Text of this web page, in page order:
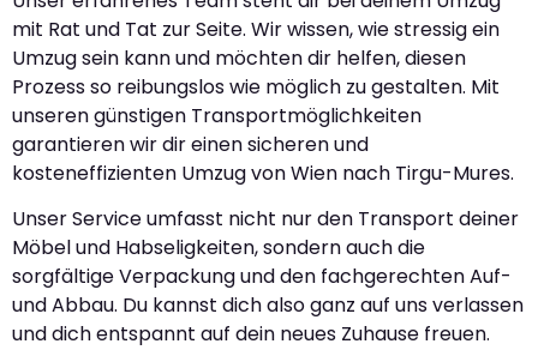
mit Rat und Tat zur Seite. Wir wissen, wie stressig ein
Umzug sein kann und möchten dir helfen, diesen
Prozess so reibungslos wie möglich zu gestalten. Mit
unseren günstigen Transportmöglichkeiten
garantieren wir dir einen sicheren und
kosteneffizienten Umzug von Wien nach Tirgu-Mures.
Unser Service umfasst nicht nur den Transport deiner
Möbel und Habseligkeiten, sondern auch die
sorgfältige Verpackung und den fachgerechten Auf-
und Abbau. Du kannst dich also ganz auf uns verlassen
und dich entspannt auf dein neues Zuhause freuen.